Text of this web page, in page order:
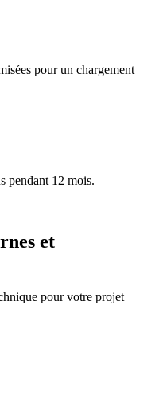
pour un chargement
pendant 12 mois.
et
pour votre projet